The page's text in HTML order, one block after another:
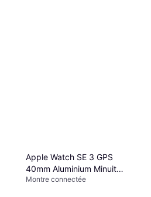
Apple Watch SE 3 GPS
40mm Aluminium Minuit
Bracelet
Montre connectée